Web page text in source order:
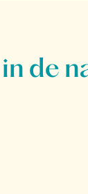
de